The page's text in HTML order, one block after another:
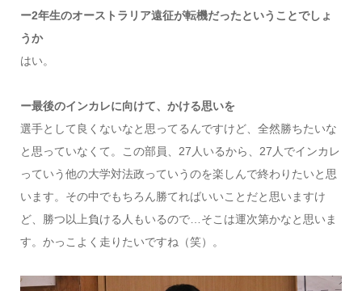
ー2年生のオーストラリア遠征が転機だったということでしょ
うか
はい。
ー最後のインカレに向けて、かける思いを
選手として良くないなと思ってるんですけど、全然勝ちたいな
と思っていなくて。この部員、27人いるから、27人でインカレ
っていう他の大学対法政っていうのを楽しんで終わりたいと思
います。その中でもちろん勝てればいいことだと思いますけ
ど、勝つ以上負ける人もいるので…そこは運次第かなと思いま
す。かっこよく走りたいですね（笑）。